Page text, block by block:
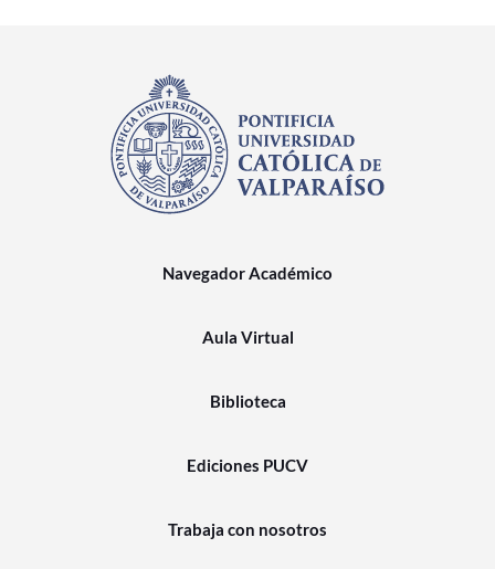
Navegador Académico
Aula Virtual
Biblioteca
Ediciones PUCV
Trabaja con nosotros